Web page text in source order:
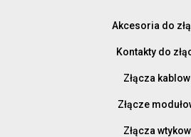
Akcesoria do
Kontakty do
Złącza
Złącze
Złącza